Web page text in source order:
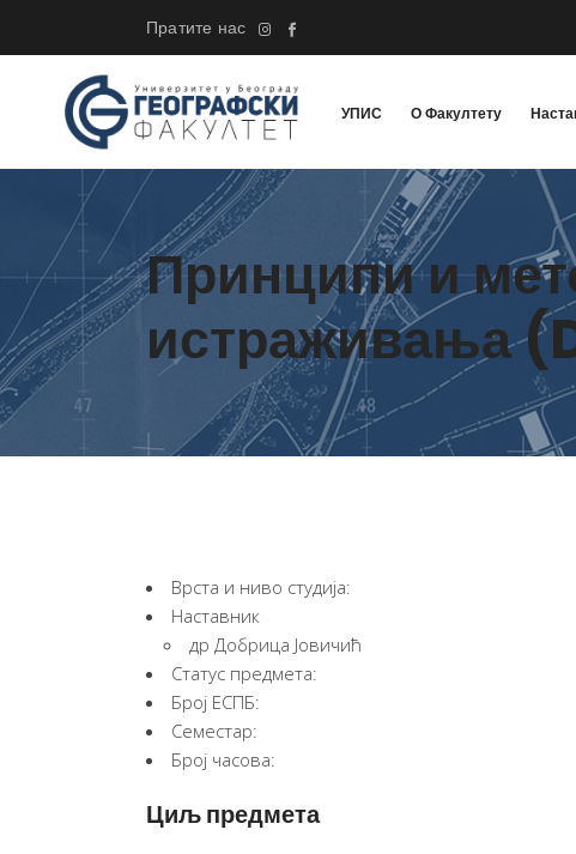
Пратите нас
УПИС О Факултету
Принципи и
истраживања
Врста и ниво студија:
Наставник
др Добрица Јовичић
Статус предмета:
Број ЕСПБ:
Семестар:
Број часова:
Циљ предмета